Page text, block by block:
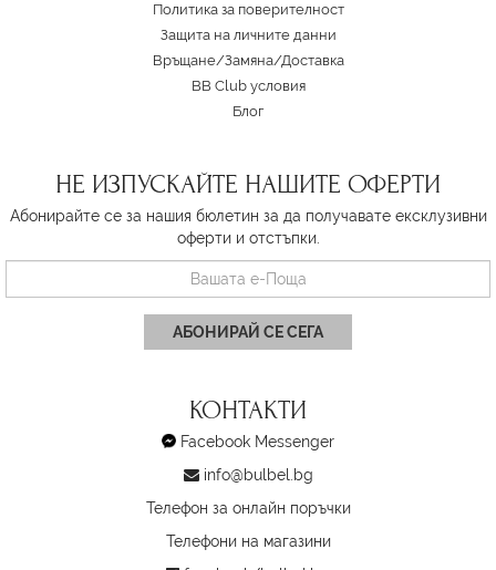
Политика за поверителност
Защита на личните данни
Връщане/Замяна/Доставка
BB Club условия
Блог
НЕ ИЗПУСКАЙТЕ НАШИТЕ ОФЕРТИ
Абонирайте се за нашия бюлетин за да получавате ексклузивни
оферти и отстъпки.
АБОНИРАЙ СЕ СЕГА
КОНТАКТИ
Facebook Messenger
info@bulbel.bg
Телефон за онлайн поръчки
Телефони на магазини